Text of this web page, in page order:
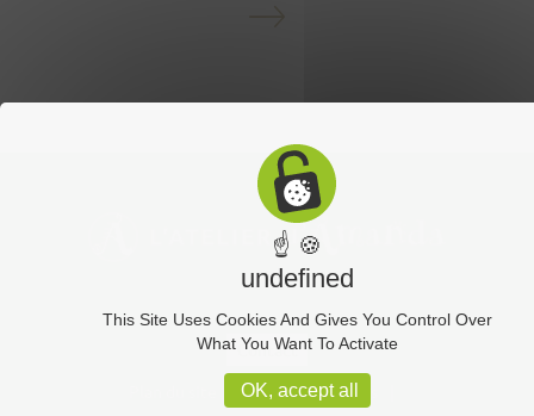
Contact
Mentions légales
☝ 🍪
undefined
This Site Uses Cookies And Gives You Control Over
What You Want To Activate
OK, accept all